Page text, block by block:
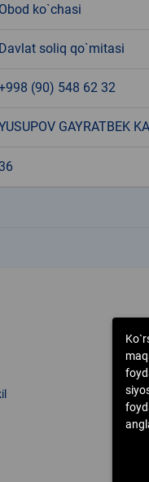
Obod ko`chasi
Davlat soliq qo`mitasi
(90) 548 62 32
GAYRATBEK
36